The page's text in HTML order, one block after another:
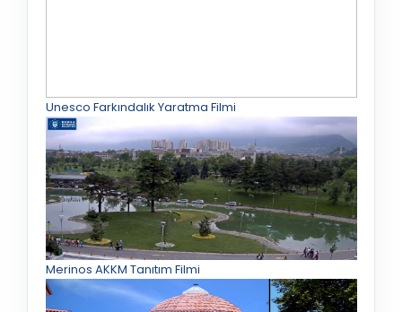
Unesco Farkındalık Yaratma Filmi
Merinos AKKM Tanıtım Filmi